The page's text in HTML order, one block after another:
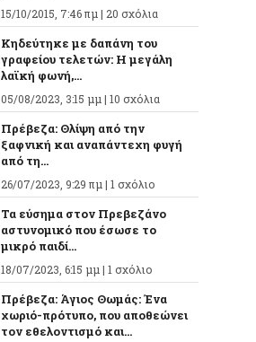
15/10/2015, 7:46 πμ | 20 σχόλια
Κηδεύτηκε με δαπάνη του
γραφείου τελετών: Η μεγάλη
λαϊκή φωνή,...
05/08/2023, 3:15 μμ | 10 σχόλια
Πρέβεζα: Θλίψη από την
ξαφνική και αναπάντεχη φυγή
από τη...
26/07/2023, 9:29 πμ | 1 σχόλιο
Τα εύσημα στον Πρεβεζάνο
αστυνομικό που έσωσε το
μικρό παιδί...
18/07/2023, 6:15 μμ | 1 σχόλιο
Πρέβεζα: Άγιος Θωμάς: Ένα
χωριό-πρότυπο, που αποθεώνει
τον εθελοντισμό και...